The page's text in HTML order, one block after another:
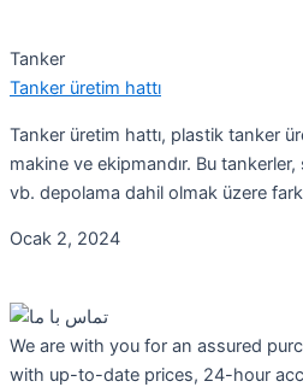
Tanker
Tanker üretim hattı
Tanker üretim hattı, plastik tanker
makine ve ekipmandır. Bu
vb. depolama dahil olmak üzere
Ocak 2, 2024
We are with you for an assured
with up-to-date prices, 24-hour